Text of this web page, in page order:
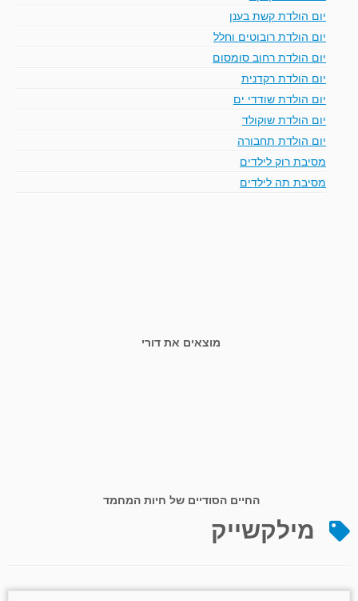
יום הולדת קשת בענן
יום הולדת רובוטים וחלל
יום הולדת רחוב סומסום
יום הולדת רקדנית
יום הולדת שודדי ים
יום הולדת שוקולד
יום הולדת תחבורה
מסיבת רוק לילדים
מסיבת תה לילדים
מוצאים את דורי
החיים הסודיים של חיות המחמד
מילקשייק